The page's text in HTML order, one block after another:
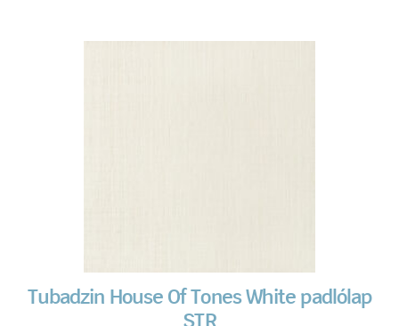
Tubadzin House Of Tones White padlólap
STR